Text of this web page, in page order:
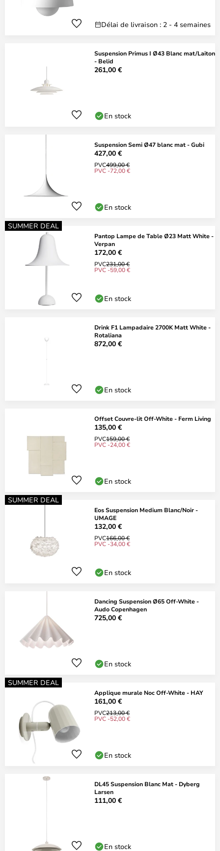
Délai de livraison : 2 - 4 semaines
Suspension Primus I Ø43 Blanc mat/Laiton
- Belid
261,00 €
En stock
Suspension Semi Ø47 blanc mat - Gubi
427,00 €
PVC499,00 €
PVC -72,00 €
En stock
SUMMER DEAL
Pantop Lampe de Table Ø23 Matt White -
Verpan
172,00 €
PVC231,00 €
PVC -59,00 €
En stock
Drink F1 Lampadaire 2700K Matt White -
Rotaliana
872,00 €
En stock
Offset Couvre-lit Off-White - Ferm Living
135,00 €
PVC159,00 €
PVC -24,00 €
En stock
SUMMER DEAL
Eos Suspension Medium Blanc/Noir -
UMAGE
132,00 €
PVC166,00 €
PVC -34,00 €
En stock
Dancing Suspension Ø65 Off-White -
Audo Copenhagen
725,00 €
En stock
SUMMER DEAL
Applique murale Noc Off-White - HAY
161,00 €
PVC213,00 €
PVC -52,00 €
En stock
DL45 Suspension Blanc Mat - Dyberg
Larsen
111,00 €
En stock